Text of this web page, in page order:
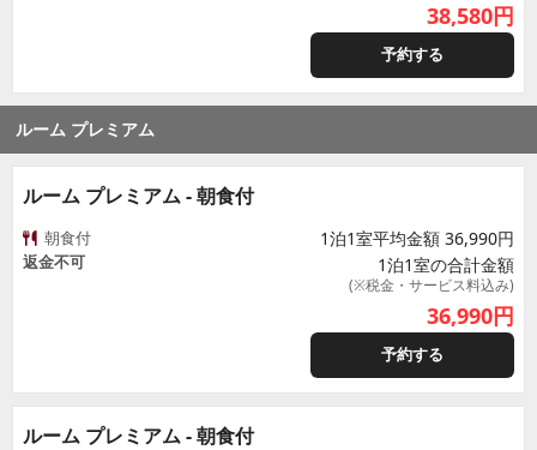
38,580円
予約する
ルーム プレミアム
ルーム プレミアム - 朝食付
朝食付
返金不可
1泊1室平均金額 36,990円
1泊1室の合計金額
(※税金・サービス料込み)
36,990円
予約する
ルーム プレミアム - 朝食付